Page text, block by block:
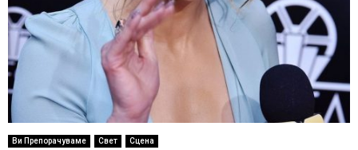
Ви Препорачуваме Свет Сцена